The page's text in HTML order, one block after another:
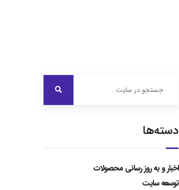
دسته‌ها
اخبار و به روز رسانی محصولات
توسعه سایت